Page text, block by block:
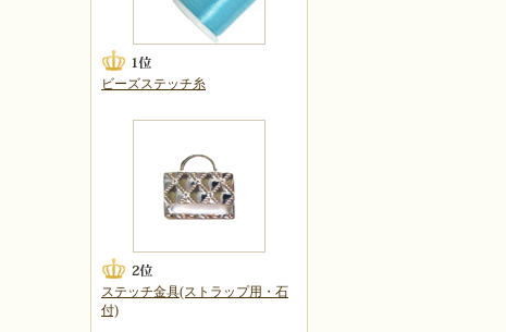
ビーズステッチ糸
ステッチ金具(ストラップ用・石
付)